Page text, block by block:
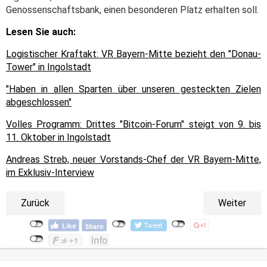
Genossenschaftsbank, einen besonderen Platz erhalten soll.
Lesen Sie auch:
Logistischer Kraftakt: VR Bayern-Mitte bezieht den "Donau-
Tower" in Ingolstadt
"Haben in allen Sparten über unseren gesteckten Zielen
abgeschlossen"
Volles Programm: Drittes "Bitcoin-Forum" steigt von 9. bis
11. Oktober in Ingolstadt
Andreas Streb, neuer Vorstands-Chef der VR Bayern-Mitte,
im Exklusiv-Interview
Zurück Weiter